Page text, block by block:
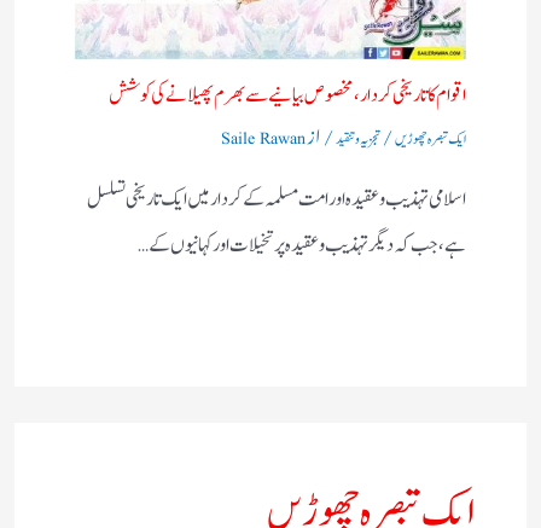
اقوام کا تاریخی کردار،مخصوص بیانیے سے بھرم پھیلانے کی کوشش
ایک تبصرہ چھوڑیں/تجزیہ و تنقید/ ازSaile Rawan
اسلامی تہذیب و عقیدہ اور امت مسلمہ کے کردار میں ایک تاریخی تسلسل
ہے، جب کہ دیگر تہذیب و عقیدہ پر تخیلات اور کہانیوں کے…
ایک تبصرہ چھوڑیں